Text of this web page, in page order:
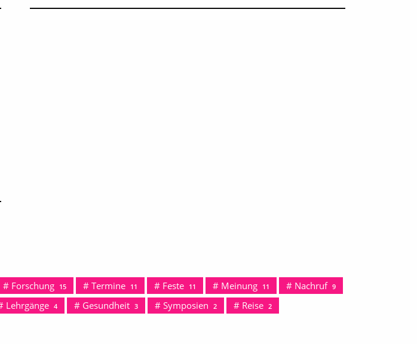
Forschung 15 Termine 11 Feste 11 Meinung 11 Nachruf 9
Lehrgänge 4 Gesundheit 3 Symposien 2 Reise 2